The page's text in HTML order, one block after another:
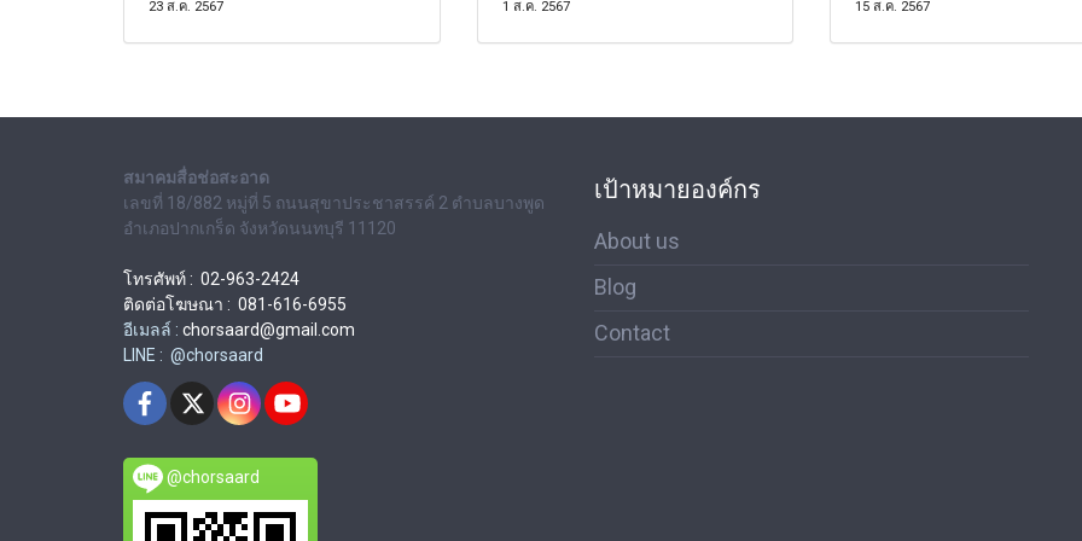
23 ส.ค. 2567 1 ส.ค. 2567 15 ส.ค. 2567
สมาคมสื่อช่อสะอาด
เลขที่ 18/882 หมู่ที่ 5 ถนนสุขาประชาสรรค์ 2 ตำบลบางพูด
อำเภอปากเกร็ด จังหวัดนนทบุรี 11120
โทรศัพท์ : 02-963-2424
ติดต่อโฆษณา : 081-616-6955
อีเมลล์ : chorsaard@gmail.com
LINE : @chorsaard
@chorsaard
เป้าหมายองค์กร
About us
Blog
Contact